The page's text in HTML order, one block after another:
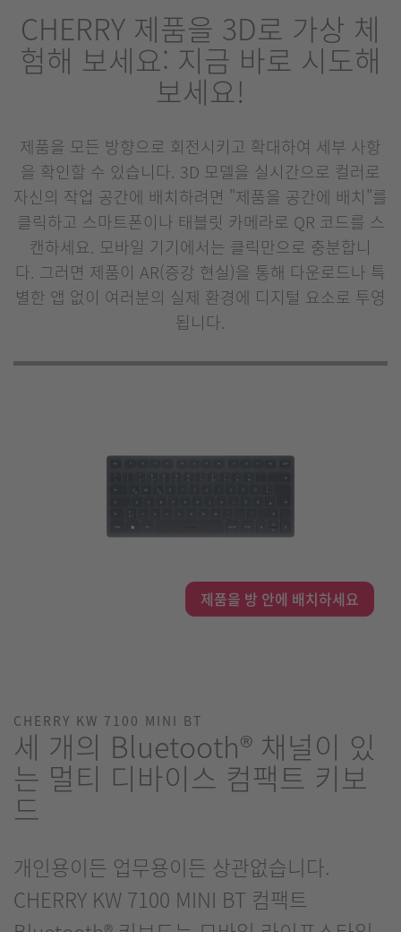
CHERRY 제품을 3D로 가상 체
험해 보세요: 지금 바로 시도해
보세요!
제품을 모든 방향으로 회전시키고 확대하여 세부 사항
을 확인할 수 있습니다. 3D 모델을 실시간으로 컬러로
자신의 작업 공간에 배치하려면 "제품을 공간에 배치"를
클릭하고 스마트폰이나 태블릿 카메라로 QR 코드를 스
캔하세요. 모바일 기기에서는 클릭만으로 충분합니
다. 그러면 제품이 AR(증강 현실)을 통해 다운로드나 특
별한 앱 없이 여러분의 실제 환경에 디지털 요소로 투영
됩니다.
제품을 방 안에 배치하세요
CHERRY KW 7100 MINI BT
세 개의 Bluetooth® 채널이 있
는 멀티 디바이스 컴팩트 키보
드
개인용이든 업무용이든 상관없습니다.
CHERRY KW 7100 MINI BT 컴팩트